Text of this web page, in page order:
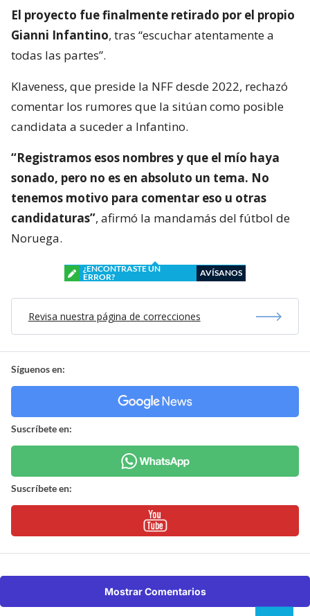
El proyecto fue finalmente retirado por el propio
Gianni Infantino, tras “escuchar atentamente a
todas las partes”.
Klaveness, que preside la NFF desde 2022, rechazó
comentar los rumores que la sitúan como posible
candidata a suceder a Infantino.
“Registramos esos nombres y que el mío haya
sonado, pero no es en absoluto un tema. No
tenemos motivo para comentar eso u otras
candidaturas”, afirmó la mandamás del fútbol de
Noruega.
¿ENCONTRASTE UN
ERROR?
AVÍSANOS
Revisa nuestra página de correcciones
Síguenos en:
Suscríbete en:
Suscríbete en:
Mostrar Comentarios